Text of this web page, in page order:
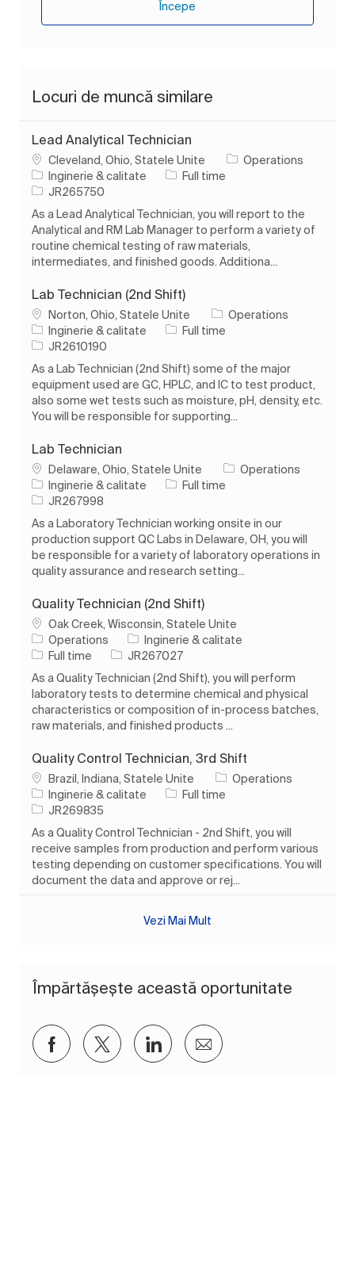
Începe
Locuri de muncă similare
Lead Analytical Technician
LocCleveland, Ohio, Statele Unite
Operations
Categorie
Inginerie & calitate Tipul postului
Full time
Job IdJR265750
As a Lead Analytical Technician, you will report to the
Analytical and RM Lab Manager to perform a variety of
routine chemical testing of raw materials,
intermediates, and finished goods. Additiona...
Lab Technician (2nd Shift)
LocNorton, Ohio, Statele Unite
Operations
Categorie
Inginerie & calitate Tipul postului
Full time
Job IdJR2610190
As a Lab Technician (2nd Shift) some of the major
equipment used are GC, HPLC, and IC to test product,
also some wet tests such as moisture, pH, density, etc.
You will be responsible for supporting...
Lab Technician
LocDelaware, Ohio, Statele Unite
Operations
Categorie
Inginerie & calitate Tipul postului
Full time
Job IdJR267998
As a Laboratory Technician working onsite in our
production support QC Labs in Delaware, OH, you will
be responsible for a variety of laboratory operations in
quality assurance and research setting...
Quality Technician (2nd Shift)
LocOak Creek, Wisconsin, Statele Unite
Operations
Categorie
Inginerie & calitate
Tipul postului
Full time Job IdJR267027
As a Quality Technician (2nd Shift), you will perform
laboratory tests to determine chemical and physical
characteristics or composition of in-process batches,
raw materials, and finished products ...
Quality Control Technician, 3rd Shift
LocBrazil, Indiana, Statele Unite
Operations
Categorie
Inginerie & calitate Tipul postului
Full time
Job IdJR269835
As a Quality Control Technician - 2nd Shift, you will
receive samples from production and perform various
testing depending on customer specifications. You will
document the data and approve or rej...
Vezi Mai Mult
Împărtășește această oportunitate
Distribuiți prin Facebook
Distribuiți prin twitter
Distribuiți prin LinkedIn
Distribuiți prin e-